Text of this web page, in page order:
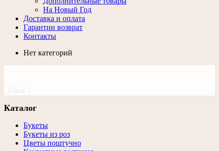
На Новый Год
Доставка и оплата
Гарантии возврат
Контакты
Нет категорий
Каталог
Букеты
Букеты из роз
Цветы поштучно